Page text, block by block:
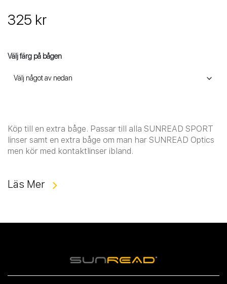
325 kr
Välj färg på bågen
Köp till en extra båge. Passar till alla SUNREAD SPORT
linser samt en extra båge om man har SUNREAD Optics
men kör med kontaktlinser ibland.
Läs Mer